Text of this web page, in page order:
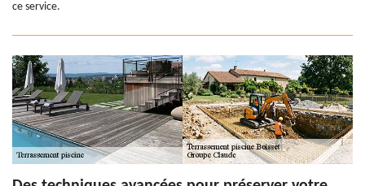
ce service.